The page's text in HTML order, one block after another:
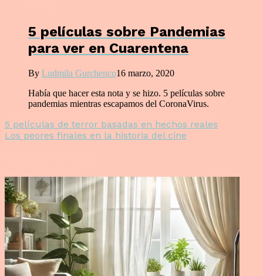
5 películas sobre Pandemias
para ver en Cuarentena
By Ludmila Gurchenco16 marzo, 2020
Había que hacer esta nota y se hizo. 5 películas sobre
pandemias mientras escapamos del CoronaVirus.
5 películas de terror basadas en hechos reales
Los peores finales en la historia del cine